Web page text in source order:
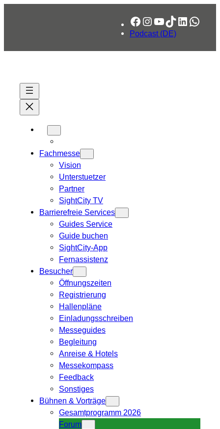
Facebook
Instagram
YouTube
TikTok
LinkedIn
Podcast (DE)
Fachmesse
Vision
Unterstuetzer
Partner
SightCity TV
Barrierefreie Services
Guides Service
Guide buchen
SightCity-App
Fernassistenz
Besucher
Öffnungszeiten
Registrierung
Hallenpläne
Einladungsschreiben
Messeguides
Begleitung
Anreise & Hotels
Messekompass
Feedback
Sonstiges
Bühnen & Vorträge
Gesamtprogramm 2026
Forum